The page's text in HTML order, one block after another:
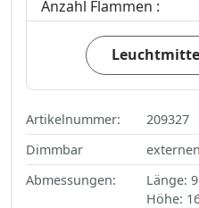
Anzahl Flammen :
Artikelnummer:
209327
Dimmbar
Abmessungen:
Länge:
Höhe: